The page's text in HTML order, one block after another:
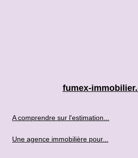
fumex-
A comprendre sur l'estimation...
Une agence immobilière pour...